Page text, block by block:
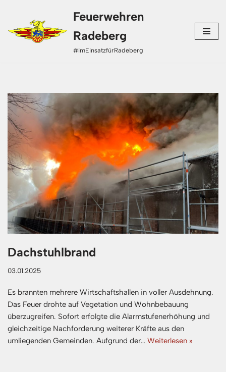
Zum
Inhalt
Feuerwehren
Radeberg
#imEinsatzfürRadeberg
Dachstuhlbrand
03.01.2025
Es brannten mehrere Wirtschaftshallen in voller Ausdehnung.
Das Feuer drohte auf Vegetation und Wohnbebauung
überzugreifen. Sofort erfolgte die Alarmstufenerhöhung und
gleichzeitige Nachforderung weiterer Kräfte aus den
umliegenden Gemeinden. Aufgrund der… Weiterlesen »